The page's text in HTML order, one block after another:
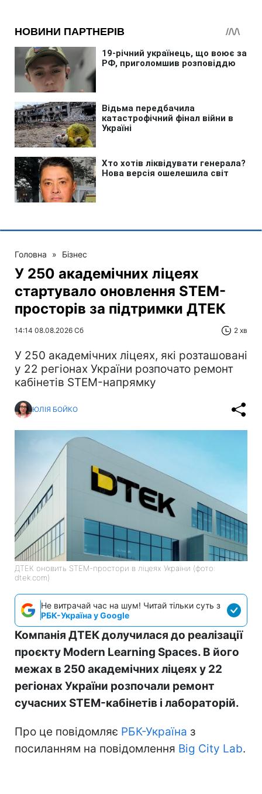
Головна » Бізнес
У 250 академічних ліцеях
стартувало оновлення STEM-
просторів за підтримки ДТЕК​‌
14:14 08.08.2026 Сб 2 хв
У 250 академічних ліцеях, які розташовані
у 22 регіонах України розпочато ремонт
кабінетів STEM-напрямку
ЮЛІЯ БОЙКО
ДТЕК оновить STEM-простори в ліцеях України (фото:
dtek.com)
Не витрачай час на шум! Читай тільки суть з
РБК-Україна у Google
Компанія ДТЕК долучилася до реалізації
проєкту Modern Learning Spaces. В його
межах в 250 академічних ліцеях у 22
регіонах України розпочали ремонт
сучасних STEM-кабінетів і лабораторій.
Про це повідомляє РБК-Україна з
посиланням на повідомлення Big City Lab.